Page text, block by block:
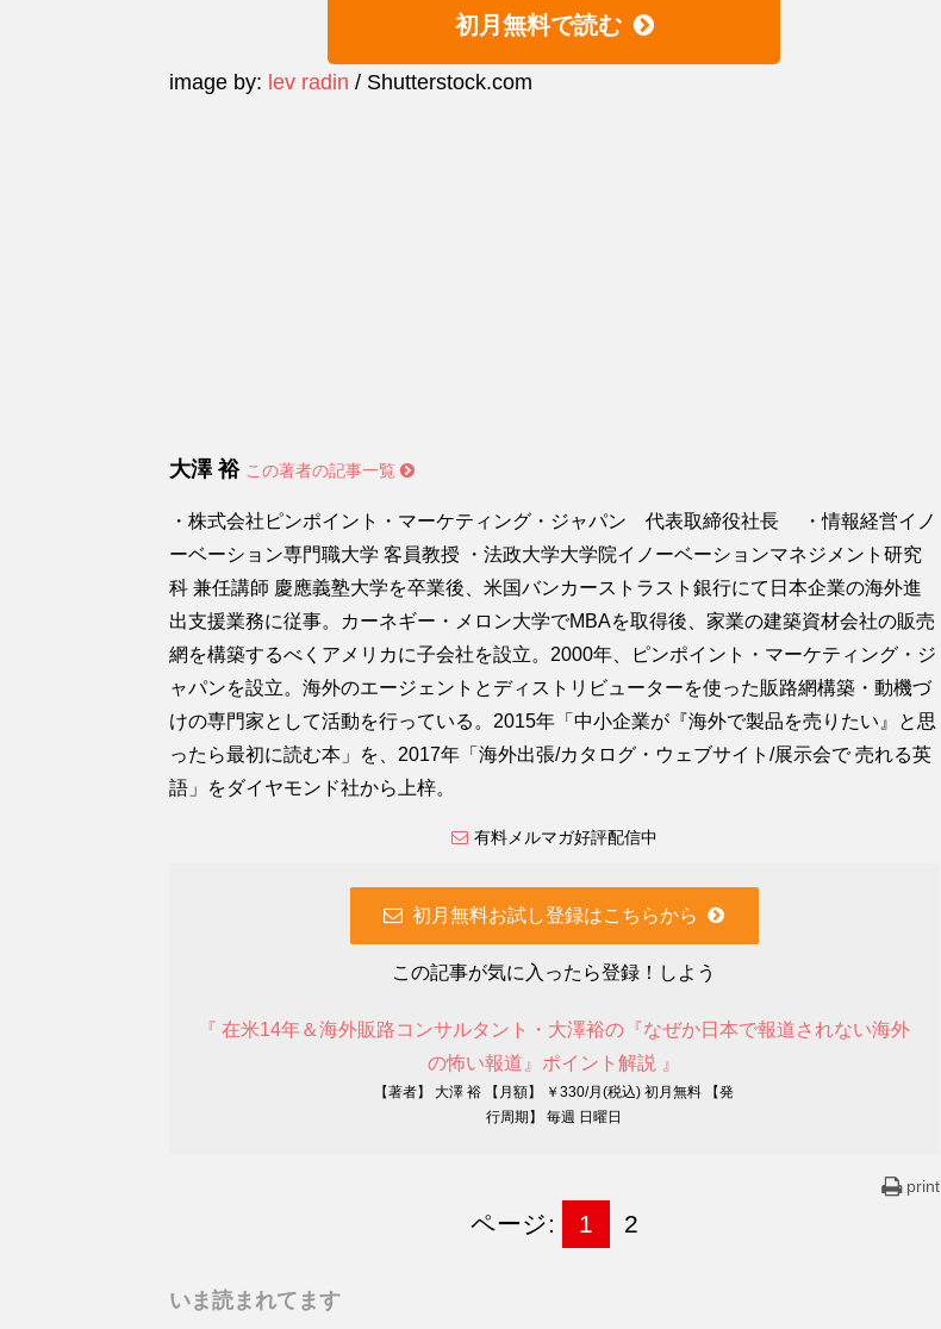
初月無料で読む
image by: lev radin / Shutterstock.com
大澤 裕 この著者の記事一覧
・株式会社ピンポイント・マーケティング・ジャパン 代表取締役社長 ・情報経営イノ
ーベーション専門職大学 客員教授 ・法政大学大学院イノーベーションマネジメント研究
科 兼任講師 慶應義塾大学を卒業後、米国バンカーストラスト銀行にて日本企業の海外進
出支援業務に従事。カーネギー・メロン大学でMBAを取得後、家業の建築資材会社の販売
網を構築するべくアメリカに子会社を設立。2000年、ピンポイント・マーケティング・ジ
ャパンを設立。海外のエージェントとディストリビューターを使った販路網構築・動機づ
けの専門家として活動を行っている。2015年「中小企業が『海外で製品を売りたい』と思
ったら最初に読む本」を、2017年「海外出張/カタログ・ウェブサイト/展示会で 売れる英
語」をダイヤモンド社から上梓。
有料メルマガ好評配信中
初月無料お試し登録はこちらから
この記事が気に入ったら登録！しよう
『 在米14年＆海外販路コンサルタント・大澤裕の『なぜか日本で報道されない海外
の怖い報道』ポイント解説 』
【著者】 大澤 裕 【月額】 ￥330/月(税込) 初月無料 【発
行周期】 毎週 日曜日
print
ページ: 1 2
いま読まれてます